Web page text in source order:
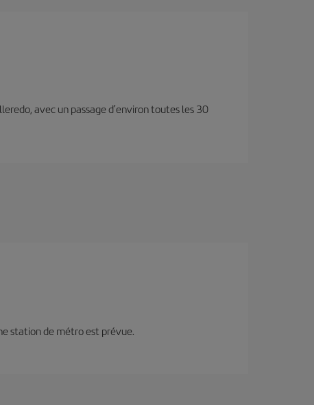
avec un passage d’environ toutes les 30
station de métro est prévue.